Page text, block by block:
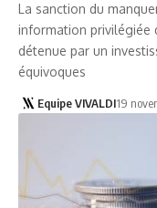
La sanction du
information privilégiée
détenue par un
équivoques
Equipe VIVALDI19